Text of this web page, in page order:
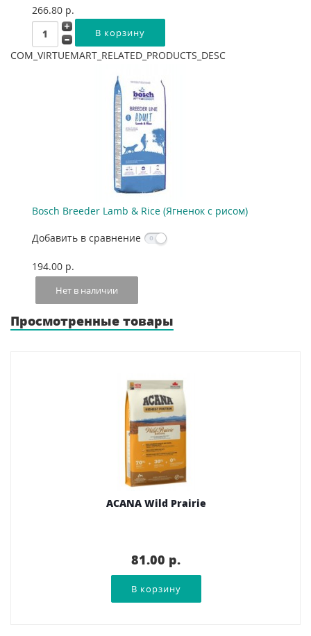
266.80 p.
COM_VIRTUEMART_RELATED_PRODUCTS_DESC
Bosch Breeder Lamb & Rice (Ягненок с рисом)
Добавить в сравнение
194.00 p.
Нет в наличии
Просмотренные товары
ACANA Wild Prairie
81.00 p.